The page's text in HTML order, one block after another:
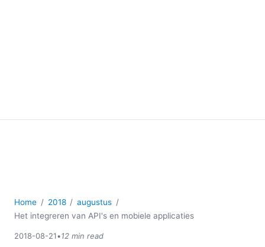
Home 2018
augustus
Het integreren van API's en mobiele applicaties
2018-08-21•12 min read